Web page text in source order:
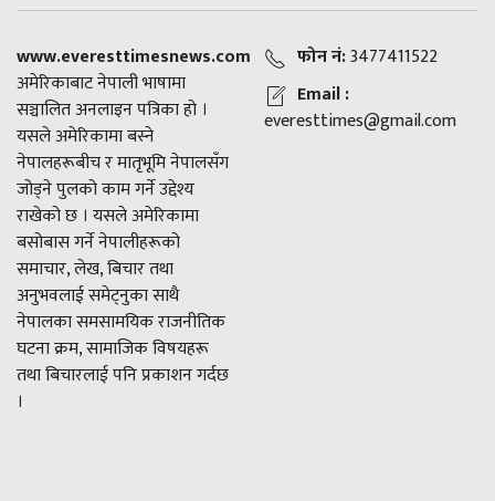
www.everesttimesnews.com
अमेरिकाबाट नेपाली भाषामा
सञ्चालित अनलाइन पत्रिका हो ।
यसले अमेरिकामा बस्ने
नेपालहरूबीच र मातृभूमि नेपालसँग
जोड्ने पुलको काम गर्ने उद्देश्य
राखेको छ । यसले अमेरिकामा
बसोबास गर्ने नेपालीहरूको
समाचार, लेख, बिचार तथा
अनुभवलाई समेट्नुका साथै
नेपालका समसामयिक राजनीतिक
घटना क्रम, सामाजिक विषयहरू
तथा बिचारलाई पनि प्रकाशन गर्दछ
।
फोन नं:3477411522
Email :
everesttimes@gmail.com